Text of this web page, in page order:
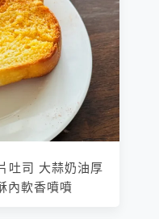
吐司 大蒜奶油厚
內軟香噴噴